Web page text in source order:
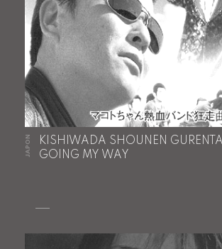
JAPON
KISHIWADA SHOUNEN
GOING MY WAY